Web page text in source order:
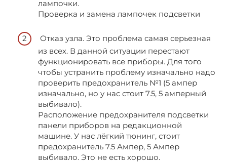
лампочки.
Проверка и замена лампочек подсветки
Отказ узла. Это проблема самая серьезная
из всех. В данной ситуации перестают
функционировать все приборы. Для того
чтобы устранить проблему изначально надо
проверить предохранитель №1 (5 ампер
изначально, но у нас стоит 7.5, 5 амперный
выбивало).
Расположение предохранителя подсветки
панели приборов на редакционной
машине. У нас лёгкий тюнинг, стоит
предохранитель 7.5 Ампер, 5 Ампер
выбивало. Это не есть хорошо.